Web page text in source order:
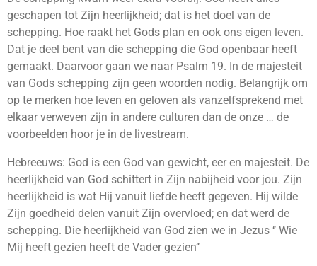
geschapen tot Zijn heerlijkheid; dat is het doel van de
schepping. Hoe raakt het Gods plan en ook ons eigen leven.
Dat je deel bent van die schepping die God openbaar heeft
gemaakt. Daarvoor gaan we naar Psalm 19. In de majesteit
van Gods schepping zijn geen woorden nodig. Belangrijk om
op te merken hoe leven en geloven als vanzelfsprekend met
elkaar verweven zijn in andere culturen dan de onze … de
voorbeelden hoor je in de livestream.
Hebreeuws: God is een God van gewicht, eer en majesteit. De
heerlijkheid van God schittert in Zijn nabijheid voor jou. Zijn
heerlijkheid is wat Hij vanuit liefde heeft gegeven. Hij wilde
Zijn goedheid delen vanuit Zijn overvloed; en dat werd de
schepping. Die heerlijkheid van God zien we in Jezus ‘’ Wie
Mij heeft gezien heeft de Vader gezien’’